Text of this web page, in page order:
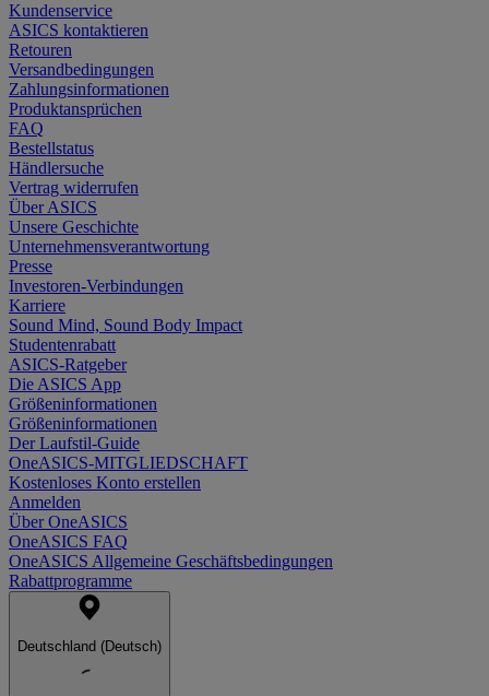
Kundenservice
ASICS kontaktieren
Retouren
Versandbedingungen
Zahlungsinformationen
Produktansprüchen
FAQ
Bestellstatus
Händlersuche
Vertrag widerrufen
Über ASICS
Unsere Geschichte
Unternehmensverantwortung
Presse
Investoren-Verbindungen
Karriere
Sound Mind, Sound Body Impact
Studentenrabatt
ASICS-Ratgeber
Die ASICS App
Größeninformationen
Größeninformationen
Der Laufstil-Guide
OneASICS-MITGLIEDSCHAFT
Kostenloses Konto erstellen
Anmelden
Über OneASICS
OneASICS FAQ
OneASICS Allgemeine Geschäftsbedingungen
Rabattprogramme
Deutschland (Deutsch)